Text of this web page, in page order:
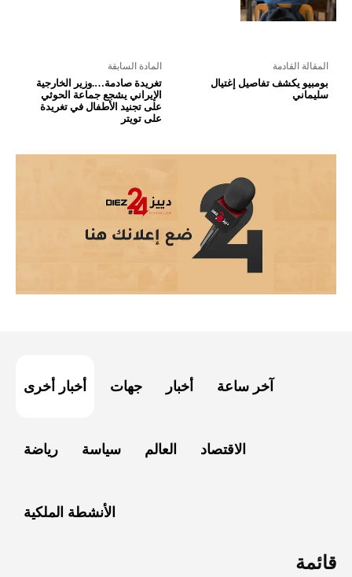
المادة السابقة
تغريدة صادمة….وزير الخارجية
الإيراني يشجع جماعة الحوثي
على تجنيد الأطفال في تغريدة
على تويتر
المقالة القادمة
بومبيو يكشف تفاصيل إغتيال
سليماني
أخبار أخرى جهات أخبار آخر ساعة
رياضة سياسة العالم الاقتصاد
الأنشطة الملكية
قائمة